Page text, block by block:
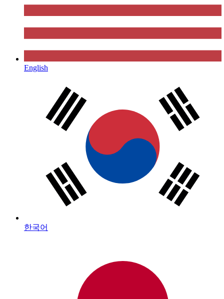
English
한국어